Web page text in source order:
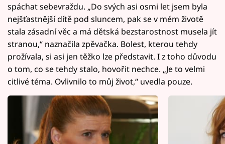
spáchat sebevraždu. „Do svých asi osmi let jsem byla
nejšťastnější dítě pod sluncem, pak se v mém životě
stala zásadní věc a má dětská bezstarostnost musela jít
stranou,“ naznačila zpěvačka. Bolest, kterou tehdy
prožívala, si asi jen těžko lze představit. I z toho důvodu
o tom, co se tehdy stalo, hovořit nechce. „Je to velmi
citlivé téma. Ovlivnilo to můj život,“ uvedla pouze.